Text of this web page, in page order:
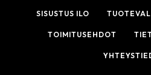
SISUSTUS ILO
TOIMITUSEHDOT